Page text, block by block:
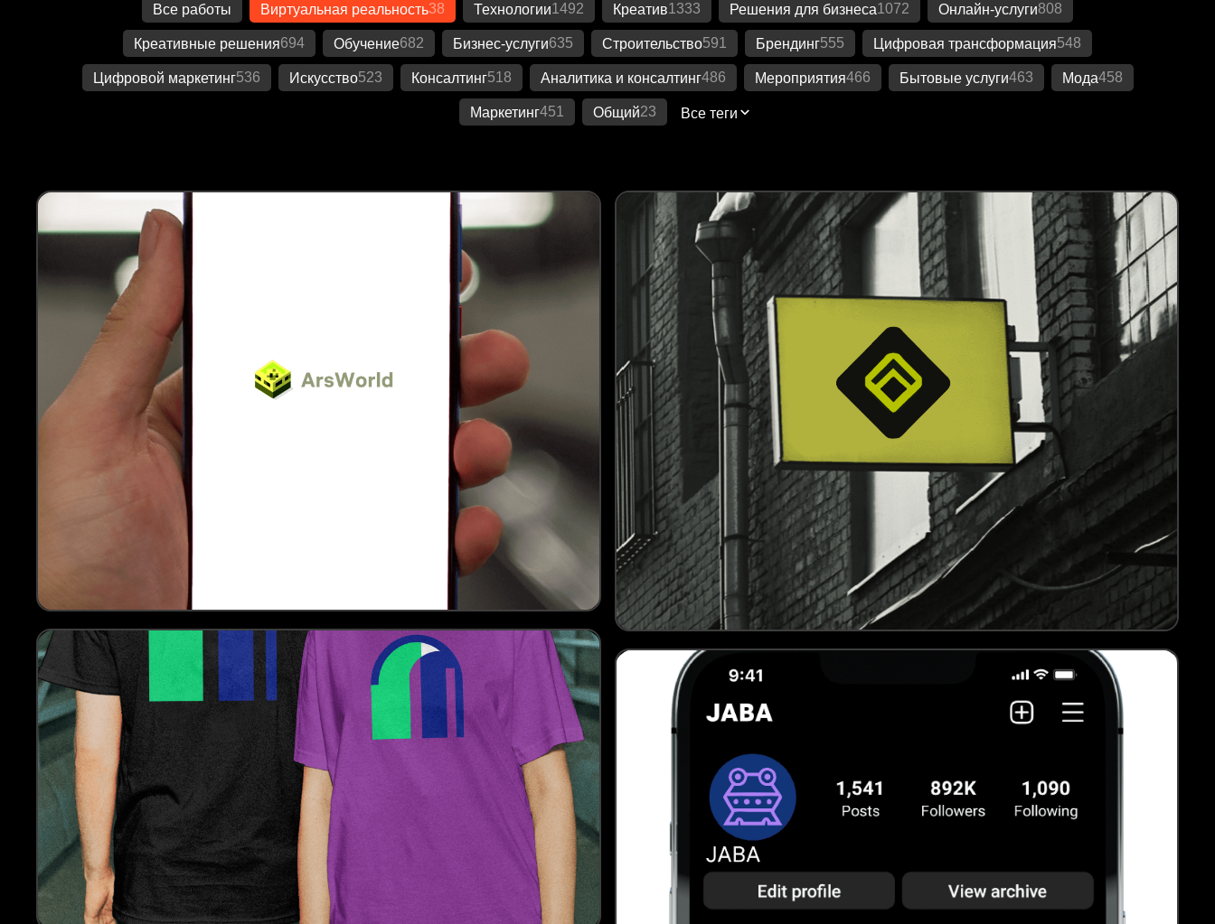
Все работы Виртуальная реальность38 Технологии1492 Креатив1333 Решения для бизнеса1072 Онлайн-услуги808
Креативные решения694 Обучение682 Бизнес-услуги635 Строительство591 Брендинг555 Цифровая трансформация548
Цифровой маркетинг536 Искусство523 Консалтинг518 Аналитика и консалтинг486 Мероприятия466 Бытовые услуги463 Мода458
Маркетинг451 Общий23 Все теги